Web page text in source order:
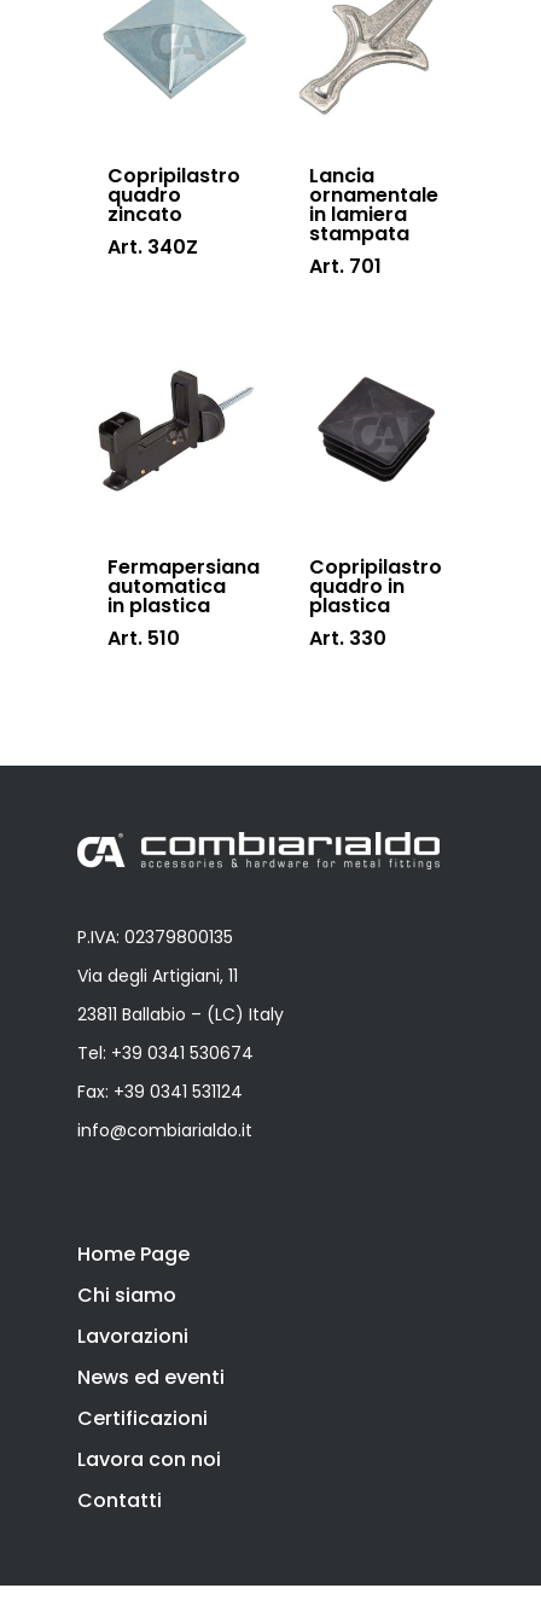
Copripilastro
quadro
zincato
Art. 340Z
Lancia
ornamentale
in lamiera
stampata
Art. 701
Fermapersiana
automatica
in plastica
Art. 510
Copripilastro
quadro in
plastica
Art. 330
P.IVA: 02379800135
Via degli Artigiani, 11
23811 Ballabio – (LC) Italy
Tel: +39 0341 530674
Fax: +39 0341 531124
info@combiarialdo.it
Home Page
Chi siamo
Lavorazioni
News ed eventi
Certificazioni
Lavora con noi
Contatti
Inox